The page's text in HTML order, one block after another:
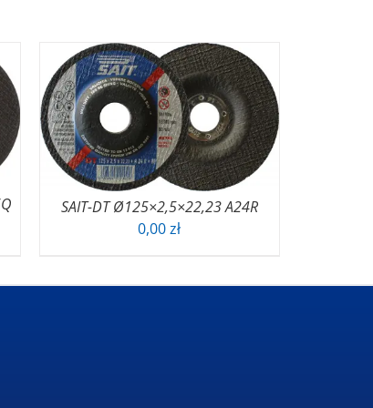
SAIT-DT Ø125×2,5×22,23 A24R
0,00zł